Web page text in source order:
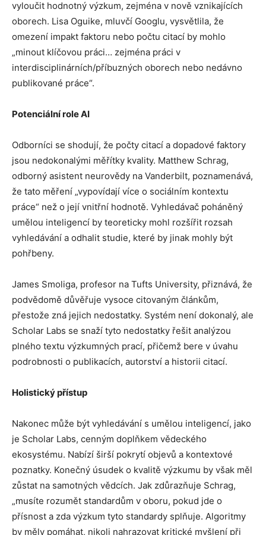
vyloučit hodnotný výzkum, zejména v nově vznikajících
oborech. Lisa Oguike, mluvčí Googlu, vysvětlila, že
omezení impakt faktoru nebo počtu citací by mohlo
„minout klíčovou práci… zejména práci v
interdisciplinárních/příbuzných oborech nebo nedávno
publikované práce“.
Potenciální role AI
Odborníci se shodují, že počty citací a dopadové faktory
jsou nedokonalými měřítky kvality. Matthew Schrag,
odborný asistent neurovědy na Vanderbilt, poznamenává,
že tato měření „vypovídají více o sociálním kontextu
práce“ než o její vnitřní hodnotě. Vyhledávač poháněný
umělou inteligencí by teoreticky mohl rozšířit rozsah
vyhledávání a odhalit studie, které by jinak mohly být
pohřbeny.
James Smoliga, profesor na Tufts University, přiznává, že
podvědomě důvěřuje vysoce citovaným článkům,
přestože zná jejich nedostatky. Systém není dokonalý, ale
Scholar Labs se snaží tyto nedostatky řešit analýzou
plného textu výzkumných prací, přičemž bere v úvahu
podrobnosti o publikacích, autorství a historii citací.
Holistický přístup
Nakonec může být vyhledávání s umělou inteligencí, jako
je Scholar Labs, cenným doplňkem vědeckého
ekosystému. Nabízí širší pokrytí objevů a kontextové
poznatky. Konečný úsudek o kvalitě výzkumu by však měl
zůstat na samotných vědcích. Jak zdůrazňuje Schrag,
„musíte rozumět standardům v oboru, pokud jde o
přísnost a zda výzkum tyto standardy splňuje. Algoritmy
by měly pomáhat, nikoli nahrazovat kritické myšlení při